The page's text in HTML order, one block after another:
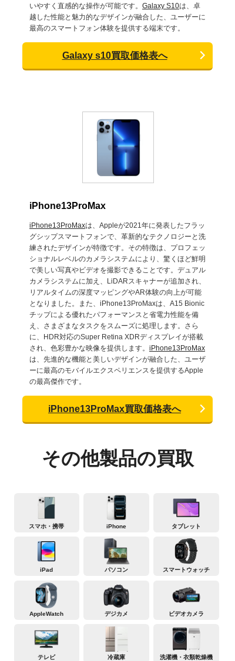
いやすく直感的な操作が可能です。 Galaxy S10は、卓
越した性能と魅力的なデザインが融合した、ユーザーに
最高のスマートフォン体験を提供する端末です。
Galaxy s10買取価格表へ
iPhone13ProMax
iPhone13ProMaxは、Appleが2021年に発表したフラッ
グシップスマートフォンで、革新的なテクノロジーと洗
練されたデザインが特徴です。その特徴は、プロフェッ
ショナルレベルのカメラシステムにより、驚くほど鮮明
で美しい写真やビデオを撮影できることです。デュアル
カメラシステムに加え、LiDARスキャナーが追加され、
リアルタイムの深度マッピングやAR体験の向上が可能
となりました。また、iPhone13ProMaxは、A15 Bionic
チップによる優れたパフォーマンスと省電力性能を備
え、さまざまなタスクをスムーズに処理します。さら
に、HDR対応のSuper Retina XDRディスプレイが搭載
され、色彩豊かな映像を提供します。 iPhone13ProMax
は、先進的な機能と美しいデザインが融合した、ユーザ
ーに最高のモバイルエクスペリエンスを提供するApple
の最高傑作です。
iPhone13ProMax買取価格表へ
その他製品の買取
スマホ・携帯 iPhone タブレット
iPad パソコン スマートウォッチ
AppleWatch デジカメ ビデオカメラ
テレビ 冷蔵庫 洗濯機・衣類乾燥機